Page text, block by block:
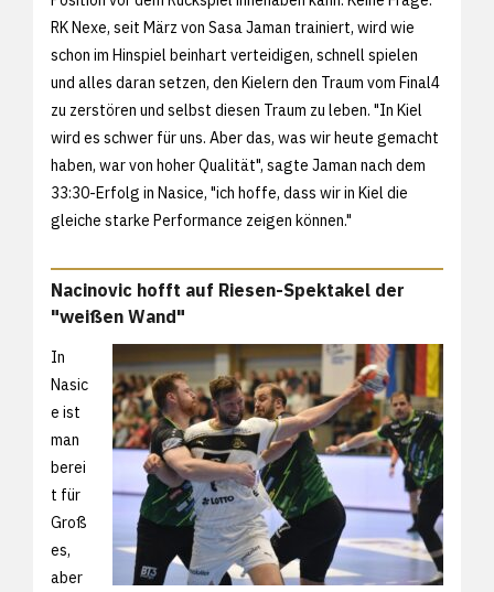
RK Nexe, seit März von Sasa Jaman trainiert, wird wie
schon im Hinspiel beinhart verteidigen, schnell spielen
und alles daran setzen, den Kielern den Traum vom Final4
zu zerstören und selbst diesen Traum zu leben. "In Kiel
wird es schwer für uns. Aber das, was wir heute gemacht
haben, war von hoher Qualität", sagte Jaman nach dem
33:30-Erfolg in Nasice, "ich hoffe, dass wir in Kiel die
gleiche starke Performance zeigen können."
Nacinovic hofft auf Riesen-Spektakel der
"weißen Wand"
In
Nasic
e ist
man
berei
t für
Groß
es,
aber